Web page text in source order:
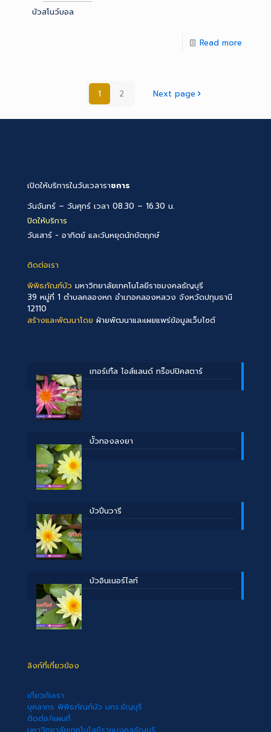
บัวสโนว์บอล
Read more
1 2 Next page
เปิดให้บริการในวันเวลาราชการ
วันจันทร์ – วันศุกร์ เวลา 08.30 – 16.30 น.
ปิดให้บริการ
วันเสาร์ - อาทิตย์ และวันหยุดนักขัตฤกษ์
ติดต่อเรา
พิพิธภัณฑ์บัว มหาวิทยาลัยเทคโนโลยีราชมงคลธัญบุรี
39 หมู่ที่ 1 ตำบลคลองหก อำเภอคลองหลวง จังหวัดปทุมธานี
12110
สร้างและพัฒนาโดย ฝ่ายพัฒนาและเผยแพร่ข้อมูลเว็บไซต์
เทอร์เทิ้ล ไอส์แลนด์ ทร๊อปปิคสตาร์
บััวทองลงยา
บัวปิ่นวารี
บัวอินเนอร์ไลท์
ลิงก์ที่เกี่ยวข้อง
เกี่ยวกับเรา
บุคลากร พิพิธภัณฑ์บัว มทร.ธัญบุรี
ติดต่อ/แผนที่